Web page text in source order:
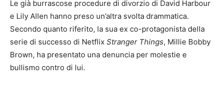
Le già burrascose procedure di divorzio di David Harbour
e Lily Allen hanno preso un’altra svolta drammatica.
Secondo quanto riferito, la sua ex co-protagonista della
serie di successo di Netflix Stranger Things, Millie Bobby
Brown, ha presentato una denuncia per molestie e
bullismo contro di lui.